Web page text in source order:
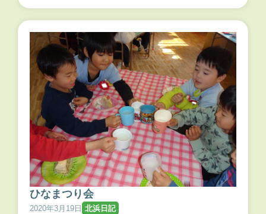
ひなまつり会
2020年3月19日 北浜日記